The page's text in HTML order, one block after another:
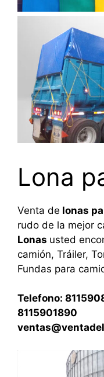
Lona
Venta de lonas
rudo de la mejor
Lonas usted
camión, Tráiler,
Fundas para
Telefono:
8115901890